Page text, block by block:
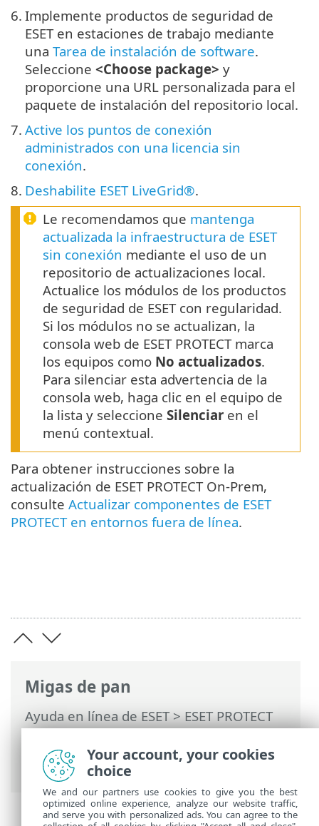
Migas de pan
Ayuda en línea de ESET>ESET PROTECT
On-Prem>Instalar> Escenario de
instalación fuera de línea para ESET
PROTECT On-Prem
6. Implemente productos de seguridad de
ESET en estaciones de trabajo mediante
una Tarea de instalación de software.
Seleccione <Choose package> y
proporcione una URL personalizada para el
paquete de instalación del repositorio local.
7. Active los puntos de conexión
administrados con una licencia sin
conexión.
8. Deshabilite ESET LiveGrid®.
Le recomendamos que mantenga
actualizada la infraestructura de ESET
sin conexión mediante el uso de un
repositorio de actualizaciones local.
Actualice los módulos de los productos
de seguridad de ESET con regularidad.
Si los módulos no se actualizan, la
consola web de ESET PROTECT marca
los equipos como No actualizados.
Para silenciar esta advertencia de la
consola web, haga clic en el equipo de
la lista y seleccione Silenciar en el
menú contextual.
Para obtener instrucciones sobre la
actualización de ESET PROTECT On-Prem,
consulte Actualizar componentes de ESET
PROTECT en entornos fuera de línea.
Your account, your cookies
choice
We and our partners use cookies to give you the best
optimized online experience, analyze our website traffic,
and serve you with personalized ads. You can agree to the